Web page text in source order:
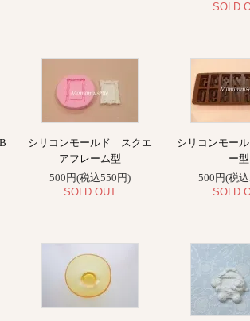
SOLD
シリコンモールド スクエ
アフレーム型
500円(税込550円)
SOLD OUT
シリコンモー
ー型
500円(税
SOLD